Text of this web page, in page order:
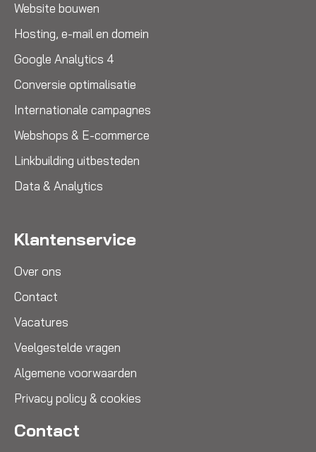
Website bouwen
Hosting, e-mail en domein
Google Analytics 4
Conversie optimalisatie
Internationale campagnes
Webshops & E-commerce
Linkbuilding uitbesteden
Data & Analytics
Klantenservice
Over ons
Contact
Vacatures
Veelgestelde vragen
Algemene voorwaarden
Privacy policy & cookies
Contact